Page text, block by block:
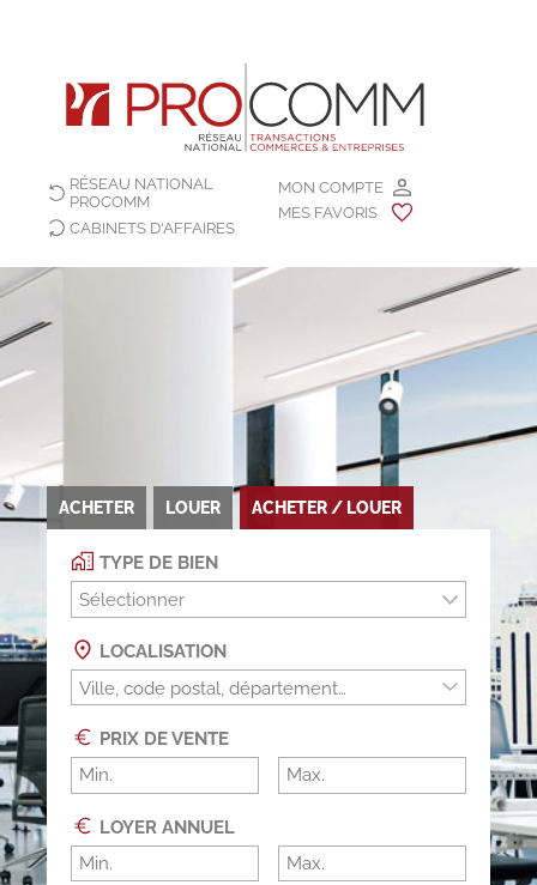
MON COMPTE
MES FAVORIS
RÉSEAU NATIONAL
PROCOMM
CABINETS D'AFFAIRES
ACHETER LOUER ACHETER / LOUER
TYPE DE BIEN
Sélectionner
LOCALISATION
PRIX DE VENTE
LOYER ANNUEL